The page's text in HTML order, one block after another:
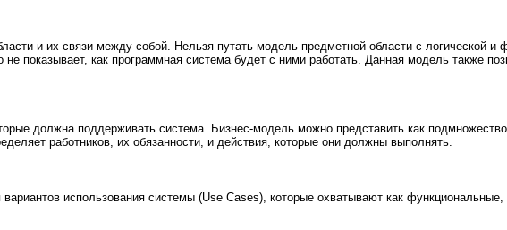
и их связи между собой. Нельзя путать модель предметной области с логической
показывает, как программная система будет с ними работать. Данная модель также
должна поддерживать система. Бизнес-модель можно представить как
работников, их обязанности, и действия, которые они должны выполнять.
использования системы (Use Cases), которые охватывают как